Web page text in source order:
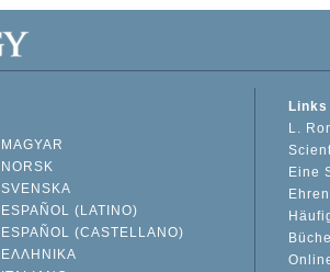
MAGYAR
NORSK
SVENSKA
ESPAÑOL (LATINO)
ESPAÑOL (CASTELLANO)
ΕΛΛΗΝΙΚA
Links
L.
Eine